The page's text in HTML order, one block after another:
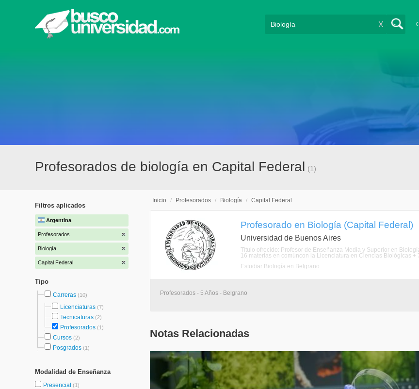
X
Profesorados de biología en Capital Federal (1)
Filtros aplicados
Argentina
Profesorados
Biología
Capital Federal
Tipo
Carreras (10)
Licenciaturas (7)
Tecnicaturas (2)
Profesorados (1)
Cursos (2)
Posgrados (1)
Modalidad de Enseñanza
Presencial (1)
Inicio / Profesorados / Biología / Capital Federal
Profesorado en Biología (Capital Federal)
Universidad de Buenos Aires
Título ofrecido: Profesor de Enseñanza Media y Superior en
16 materias en comúncon la Licenciatura en Ciencias Biológicas
Estudiar Biología en Belgrano
Profesorados - 5 Años - Belgrano
Notas Relacionadas